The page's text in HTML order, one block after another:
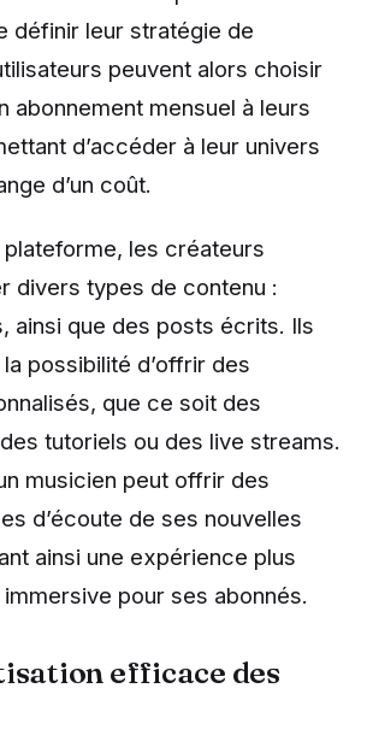
définir leur stratégie de
peuvent alors choisir
abonnement mensuel à leurs
d’accéder à leur univers
d’un coût.
plateforme, les créateurs
divers types de contenu :
ainsi que des posts écrits. Ils
possibilité d’offrir des
que ce soit des
tutoriels ou des live streams.
musicien peut offrir des
d’écoute de ses nouvelles
ainsi une expérience plus
pour ses abonnés.
efficace des